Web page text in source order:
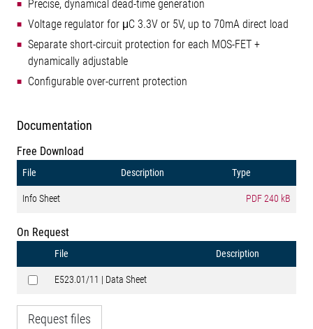
Precise, dynamical dead-time generation
Voltage regulator for μC 3.3V or 5V, up to 70mA direct load
Separate short-circuit protection for each MOS-FET +
dynamically adjustable
Configurable over-current protection
Documentation
Free Download
File Description Type
Info Sheet PDF240 kB
On Request
File Description
E523.01/11 | Data Sheet
Request files